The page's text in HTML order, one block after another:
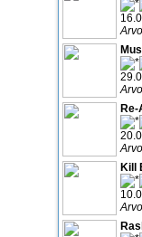
Re-
Kill